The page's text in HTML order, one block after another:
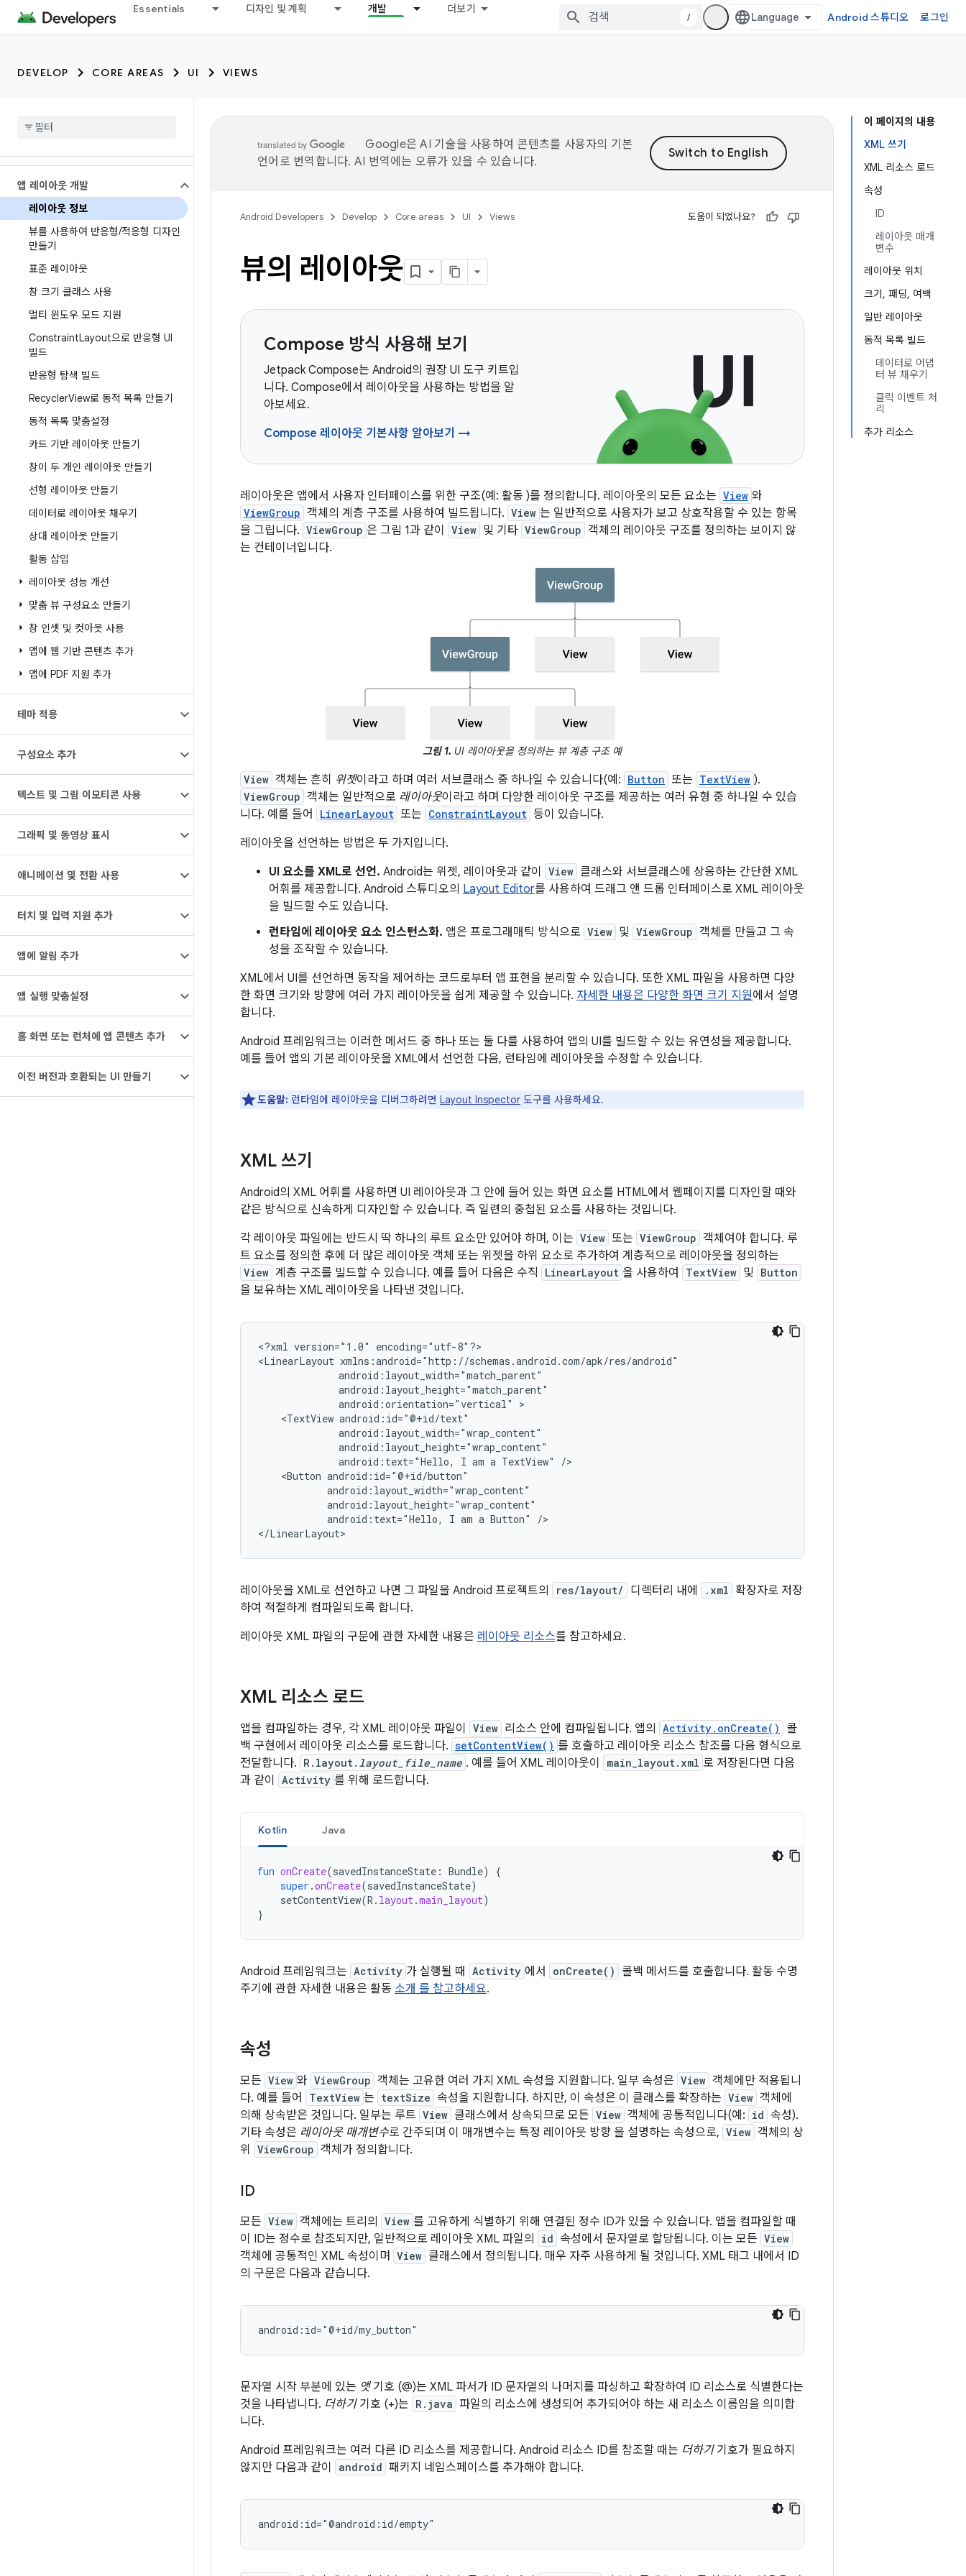
Essentials 디자인 및 계획 개발 더보기
/ Android 스튜디오 로그인
DEVELOP CORE AREAS UI VIEWS
앱 레이아웃 개발
레이아웃 정보
뷰를 사용하여 반응형/적응형 디자인
만들기
표준 레이아웃
창 크기 클래스 사용
멀티 윈도우 모드 지원
ConstraintLayout으로 반응형 UI
빌드
반응형 탐색 빌드
RecyclerView로 동적 목록 만들기
동적 목록 맞춤설정
카드 기반 레이아웃 만들기
창이 두 개인 레이아웃 만들기
선형 레이아웃 만들기
데이터로 레이아웃 채우기
상대 레이아웃 만들기
활동 삽입
레이아웃 성능 개선
맞춤 뷰 구성요소 만들기
창 인셋 및 컷아웃 사용
앱에 웹 기반 콘텐츠 추가
앱에 PDF 지원 추가
테마 적용
구성요소 추가
텍스트 및 그림 이모티콘 사용
그래픽 및 동영상 표시
애니메이션 및 전환 사용
터치 및 입력 지원 추가
앱에 알림 추가
앱 실행 맞춤설정
홈 화면 또는 런처에 앱 콘텐츠 추가
이전 버전과 호환되는 UI 만들기
이 페이지의 내용
XML 쓰기
XML 리소스 로드
속성
ID
레이아웃 매개
변수
레이아웃 위치
크기, 패딩, 여백
일반 레이아웃
동적 목록 빌드
데이터로 어댑
터 뷰 채우기
클릭 이벤트 처
리
추가 리소스
Google은 AI 기술을 사용하여 콘텐츠를 사용자의 기본
언어로 번역합니다. AI 번역에는 오류가 있을 수 있습니다.
Android Developers Develop Core areas UI Views 도움이 되었나요?
뷰의 레이아웃
Compose 방식 사용해 보기
Jetpack Compose는 Android의 권장 UI 도구 키트입
니다. Compose에서 레이아웃을 사용하는 방법을 알
아보세요.
Compose 레이아웃 기본사항 알아보기 →
레이아웃은 앱에서 사용자 인터페이스를 위한 구조(예: 활동 )를 정의합니다. 레이아웃의 모든 요소는 View 와
ViewGroup 객체의 계층 구조를 사용하여 빌드됩니다. View 는 일반적으로 사용자가 보고 상호작용할 수 있는 항목
을 그립니다. ViewGroup 은 그림 1과 같이 View 및 기타 ViewGroup 객체의 레이아웃 구조를 정의하는 보이지 않
는 컨테이너입니다.
그림 1. UI 레이아웃을 정의하는 뷰 계층 구조 예
View 객체는 흔히 위젯이라고 하며 여러 서브클래스 중 하나일 수 있습니다(예: Button 또는 TextView ).
ViewGroup 객체는 일반적으로 레이아웃이라고 하며 다양한 레이아웃 구조를 제공하는 여러 유형 중 하나일 수 있습
니다. 예를 들어
LinearLayout 또는 ConstraintLayout 등이 있습니다.
레이아웃을 선언하는 방법은 두 가지입니다.
UI 요소를 XML로 선언. Android는 위젯, 레이아웃과 같이 View 클래스와 서브클래스에 상응하는 간단한 XML
어휘를 제공합니다. Android 스튜디오의 Layout Editor를 사용하여 드래그 앤 드롭 인터페이스로 XML 레이아웃
을 빌드할 수도 있습니다.
런타임에 레이아웃 요소 인스턴스화. 앱은 프로그래매틱 방식으로 View 및 ViewGroup 객체를 만들고 그 속
성을 조작할 수 있습니다.
XML에서 UI를 선언하면 동작을 제어하는 코드로부터 앱 표현을 분리할 수 있습니다. 또한 XML 파일을 사용하면 다양
한 화면 크기와 방향에 여러 가지 레이아웃을 쉽게 제공할 수 있습니다. 자세한 내용은 다양한 화면 크기 지원에서 설명
합니다.
Android 프레임워크는 이러한 메서드 중 하나 또는 둘 다를 사용하여 앱의 UI를 빌드할 수 있는 유연성을 제공합니다.
예를 들어 앱의 기본 레이아웃을 XML에서 선언한 다음, 런타임에 레이아웃을 수정할 수 있습니다.
도움말: 런타임에 레이아웃을 디버그하려면 Layout Inspector 도구를 사용하세요.
XML 쓰기
Android의 XML 어휘를 사용하면 UI 레이아웃과 그 안에 들어 있는 화면 요소를 HTML에서 웹페이지를 디자인할 때와
같은 방식으로 신속하게 디자인할 수 있습니다. 즉 일련의 중첩된 요소를 사용하는 것입니다.
각 레이아웃 파일에는 반드시 딱 하나의 루트 요소만 있어야 하며, 이는 View 또는 ViewGroup 객체여야 합니다. 루
트 요소를 정의한 후에 더 많은 레이아웃 객체 또는 위젯을 하위 요소로 추가하여 계층적으로 레이아웃을 정의하는
View 계층 구조를 빌드할 수 있습니다. 예를 들어 다음은 수직 LinearLayout 을 사용하여 TextView 및 Button
을 보유하는 XML 레이아웃을 나타낸 것입니다.
<?xml version="1.0"
encoding="utf-8"?>
<LinearLayout
android:orientation="vertical"
<TextView
android:text="Hello,
I am a TextView"
<Button
android:text="Hello,
I am a Button"
/>
</LinearLayout>
레이아웃을 XML로 선언하고 나면 그 파일을 Android 프로젝트의 res/layout/ 디렉터리 내에 .xml 확장자로 저장
하여 적절하게 컴파일되도록 합니다.
레이아웃 XML 파일의 구문에 관한 자세한 내용은 레이아웃 리소스를 참고하세요.
XML 리소스 로드
앱을 컴파일하는 경우, 각 XML 레이아웃 파일이 View 리소스 안에 컴파일됩니다. 앱의 Activity.onCreate()
콜
백 구현에서 레이아웃 리소스를 로드합니다. setContentView() 를 호출하고 레이아웃 리소스 참조를 다음 형식으로
전달합니다. R.layout. layout_file_name . 예를 들어 XML 레이아웃이 main_layout.xml 로 저장된다면 다음
과 같이
Activity 를 위해 로드합니다.
Kotlin Java
fun onCreate(savedInstanceState : Bundle)
{
super .onCreate(savedInstanceState)
setContentView(R . layout.main_layout)
}
Android 프레임워크는 Activity 가 실행될 때 Activity 에서 onCreate()
콜백 메서드를 호출합니다. 활동 수명
주기에 관한 자세한 내용은 활동 소개 를 참고하세요.
속성
모든 View 와 ViewGroup 객체는 고유한 여러 가지 XML 속성을 지원합니다. 일부 속성은 View 객체에만 적용됩니
다. 예를 들어
TextView 는 textSize 속성을 지원합니다. 하지만, 이 속성은 이 클래스를 확장하는 View 객체에
의해 상속받은 것입니다. 일부는 루트 View 클래스에서 상속되므로 모든 View 객체에 공통적입니다(예: id 속성).
기타 속성은 레이아웃 매개변수로 간주되며 이 매개변수는 특정 레이아웃 방향 을 설명하는 속성으로, View 객체의 상
위
ViewGroup 객체가 정의합니다.
ID
모든 View 객체에는 트리의 View 를 고유하게 식별하기 위해 연결된 정수 ID가 있을 수 있습니다. 앱을 컴파일할 때
이 ID는 정수로 참조되지만, 일반적으로 레이아웃 XML 파일의
id 속성에서 문자열로 할당됩니다. 이는 모든 View
객체에 공통적인 XML 속성이며 View 클래스에서 정의됩니다. 매우 자주 사용하게 될 것입니다. XML 태그 내에서 ID
의 구문은 다음과 같습니다.
android:id="@+id/my_button"
문자열 시작 부분에 있는 앳기호 (@)는 XML 파서가 ID 문자열의 나머지를 파싱하고 확장하여 ID 리소스로 식별한다는
것을 나타냅니다. 더하기기호 (+)는 R.java 파일의 리소스에 생성되어 추가되어야 하는 새 리소스 이름임을 의미합
니다.
Android 프레임워크는 여러 다른 ID 리소스를 제공합니다. Android 리소스 ID를 참조할 때는 더하기기호가 필요하지
않지만 다음과 같이
android 패키지 네임스페이스를 추가해야 합니다.
android:id="@android:id/empty"